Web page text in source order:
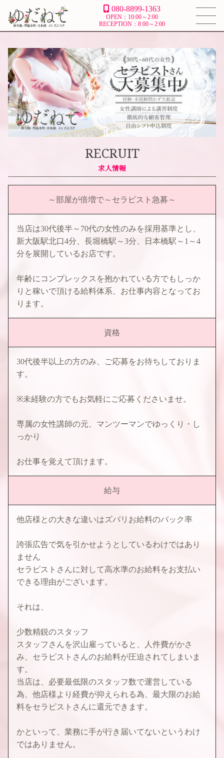
080-8899-1363
OPEN：10:00～2:00
RECEPTION：8:00～2:00
RECRUIT
～部屋が倍増で～セラピスト急募～
当店は30代後半～70代の女性のみを採用基準とし、
新大阪駅北口4分、長堀橋駅～3分、日本橋駅～1～4
分を展開しているお店です。
年齢にコンプレックスを抱かれている方でもしっか
りと稼いで頂ける給料体系、お仕事内容となってお
ります。
資格
30代後半以上の方のみ、ご応募をお待ちしておりま
す。
※未経験の方でもお気軽にご応募くださいませ。
専属の女性講師の元、マンツーマンでゆっくり・し
っかり
お仕事を覚えて頂けます。
給与
他店様との大きな違いはズバリお給料のバック率
​誇張広告で気を引かせようとしているわけではあり
ません
セラピストさんに対して高水準のお給料をお支払い
できる理由がございます。
それは、
少数精鋭のスタッフ
スタッフさんを沢山雇っていると、人件費がかさ
み、セラピストさんのお給料が圧迫されてしまいま
す。
当店は、必要最低限のスタッフ数で運営している
為、他店様より経費が抑えられる為、最大限のお給
料をセラピストさんに還元できます。
かといって、業務に手が行き届いてないというわけ
ではありません。